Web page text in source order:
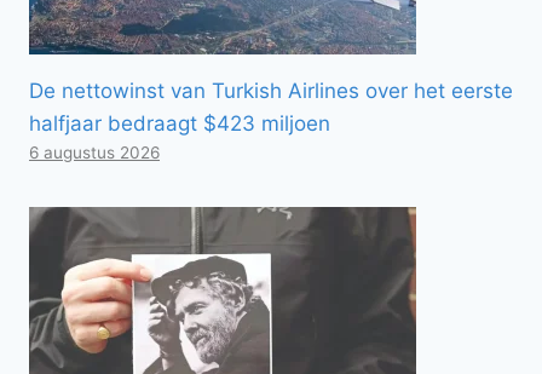
De nettowinst van Turkish Airlines over het eerste
halfjaar bedraagt ​​$423 miljoen
6 augustus 2026